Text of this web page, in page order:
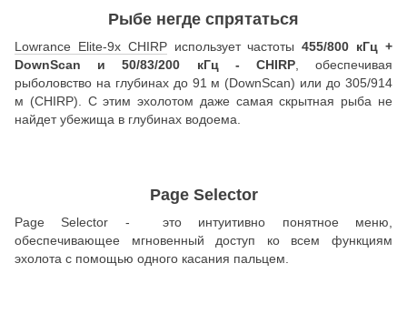
Рыбе негде спрятаться
Lowrance Elite-9x CHIRPиспользует частоты 455/800 кГц +
DownScan и 50/83/200 кГц - CHIRP, обеспечивая
рыболовство на глубинах до 91 м (DownScan) или до 305/914
м (CHIRP). С этим эхолотом даже самая скрытная рыба не
найдет убежища в глубинах водоема.
Page Selector
Page Selector - это интуитивно понятное меню,
обеспечивающее мгновенный доступ ко всем функциям
эхолота с помощью одного касания пальцем.